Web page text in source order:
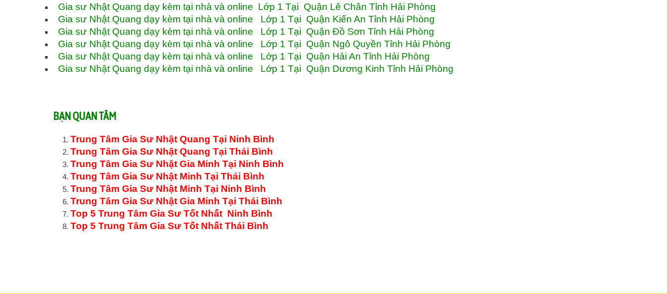
Gia sư Nhật Quang dạy kèm tại nhà và online Lớp 1 Tại Quận Lê Chân Tỉnh Hải Phòng
Gia sư Nhật Quang dạy kèm tại nhà và online Lớp 1 Tại Quận Kiến An Tỉnh Hải Phòng
Gia sư Nhật Quang dạy kèm tại nhà và online Lớp 1 Tại Quận Đồ Sơn Tỉnh Hải Phòng
Gia sư Nhật Quang dạy kèm tại nhà và online Lớp 1 Tại Quận Ngô Quyền Tỉnh Hải Phòng
Gia sư Nhật Quang dạy kèm tại nhà và online Lớp 1 Tại Quận Hải An Tỉnh Hải Phòng
Gia sư Nhật Quang dạy kèm tại nhà và online Lớp 1 Tại Quận Dương Kinh Tỉnh Hải Phòng
BẠN QUAN TÂM
Trung Tâm Gia Sư Nhật Quang Tại Ninh Bình
Trung Tâm Gia Sư Nhật Quang Tại Thái Bình
Trung Tâm Gia Sư Nhật Gia Minh Tại Ninh Bình
Trung Tâm Gia Sư Nhật Minh Tại Thái Bình
Trung Tâm Gia Sư Nhật Minh Tại Ninh Bình
Trung Tâm Gia Sư Nhật Gia Minh Tại Thái Bình
Top 5 Trung Tâm Gia Sư Tốt Nhất Ninh Bình
Top 5 Trung Tâm Gia Sư Tốt Nhất Thái Bình